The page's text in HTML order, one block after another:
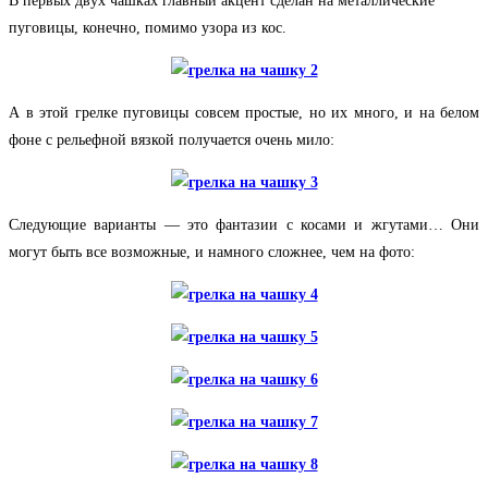
пуговицы, конечно, помимо узора из кос.
А в этой грелке пуговицы совсем простые, но их много, и на белом
фоне с рельефной вязкой получается очень мило:
Следующие варианты — это фантазии с косами и жгутами… Они
могут быть все возможные, и намного сложнее, чем на фото: